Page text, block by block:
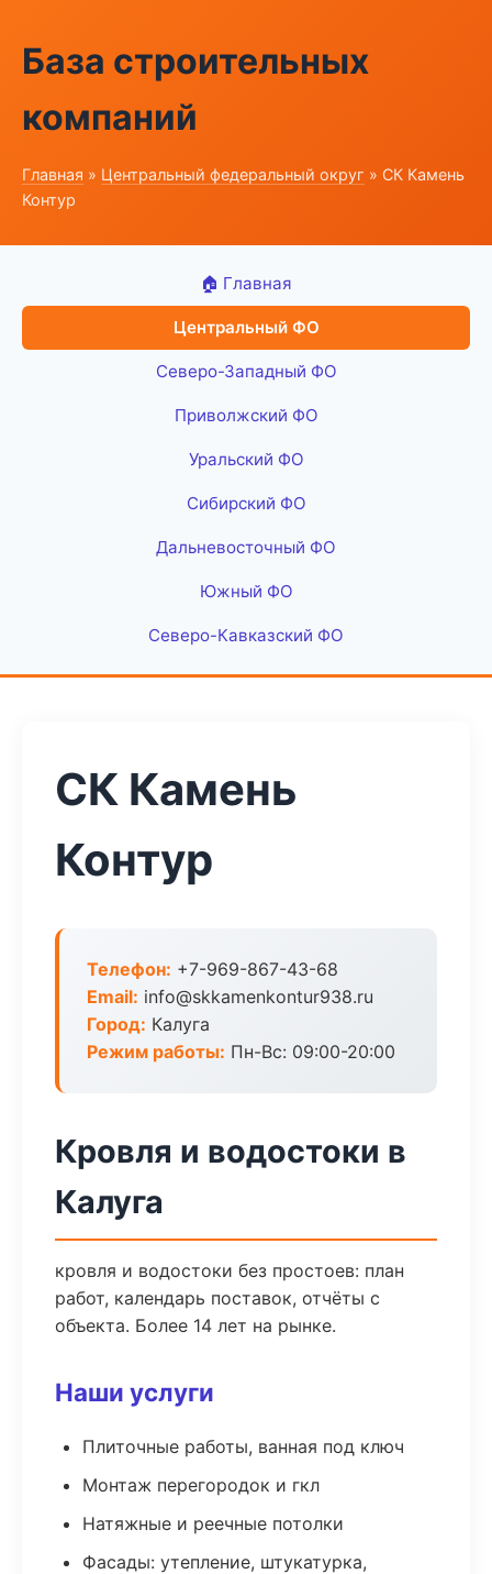
База строительных
компаний
Главная » Центральный федеральный округ » СК Камень
Контур
🏠 Главная
Центральный ФО
Северо-Западный ФО
Приволжский ФО
Уральский ФО
Сибирский ФО
Дальневосточный ФО
Южный ФО
Северо-Кавказский ФО
СК Камень
Контур
Телефон: +7-969-867-43-68
Email: info@skkamenkontur938.ru
Город: Калуга
Режим работы: Пн-Вс: 09:00-20:00
Кровля и водостоки в
Калуга
кровля и водостоки без простоев: план
работ, календарь поставок, отчёты с
объекта. Более 14 лет на рынке.
Наши услуги
Плиточные работы, ванная под ключ
Монтаж перегородок и гкл
Натяжные и реечные потолки
Фасады: утепление, штукатурка,